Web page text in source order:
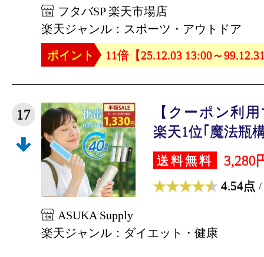
フタバSP 楽天市場店
楽天ジャンル：スポーツ・アウトドア
ポイント
11倍【25.12.03 13:00～
17
【クーポン利
楽天1位｢魔法瓶
送料無料 3,280
4.54点 /
ASUKA Supply
楽天ジャンル：ダイエット・健康